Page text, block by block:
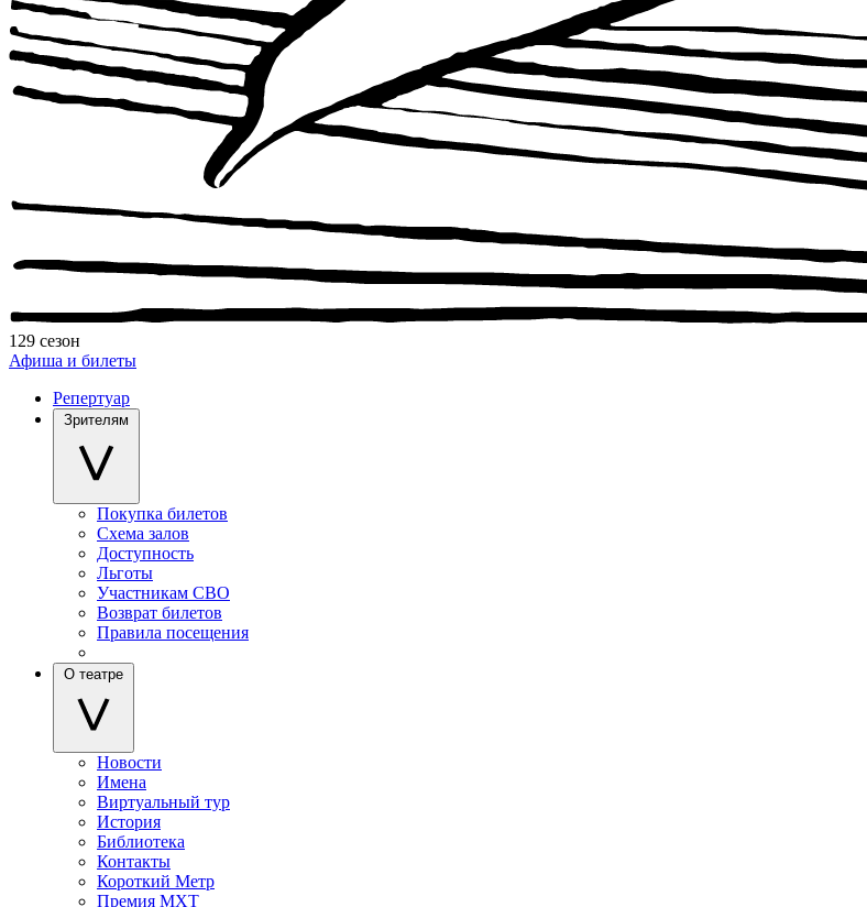
129 сезон
Афиша и билеты
Репертуар
Зрителям
Покупка билетов
Схема залов
Доступность
Льготы
Участникам СВО
Возврат билетов
Правила посещения
О театре
Новости
Имена
Виртуальный тур
История
Библиотека
Контакты
Короткий Метр
Премия МХТ